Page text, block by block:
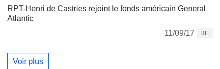
RPT-Henri de Castries rejoint le fonds américain General
Atlantic
11/09/17
RE
Voir plus